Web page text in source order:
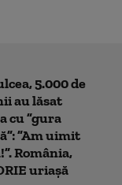
5.000 de
au lăsat
cu ”gura
”Am uimit
România,
uriașă